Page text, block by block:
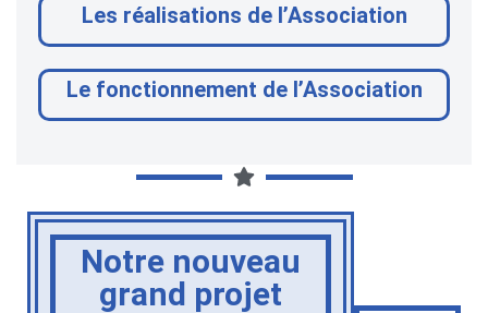
Les réalisations de l’Association
Le fonctionnement de l’Association
Notre nouveau
grand projet